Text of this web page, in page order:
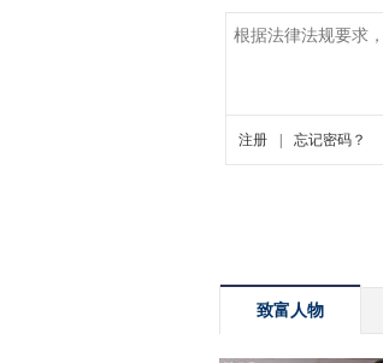
致富人物